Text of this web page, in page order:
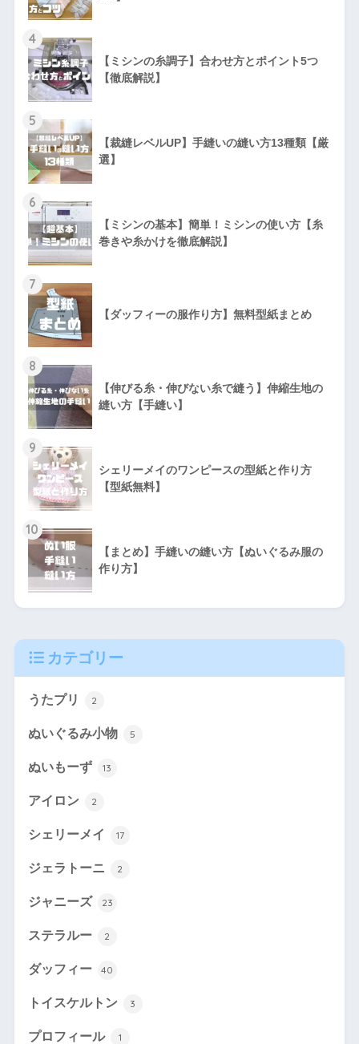
4
【ミシンの糸調子】合わせ方とポイント5つ
【徹底解説】
5
【裁縫レベルUP】手縫いの縫い方13種類【厳
選】
6
【ミシンの基本】簡単！ミシンの使い方【糸
巻きや糸かけを徹底解説】
7
【ダッフィーの服作り方】無料型紙まとめ
8
【伸びる糸・伸びない糸で縫う】伸縮生地の
縫い方【手縫い】
9
シェリーメイのワンピースの型紙と作り方
【型紙無料】
10
【まとめ】手縫いの縫い方【ぬいぐるみ服の
作り方】
カテゴリー
うたプリ 2
ぬいぐるみ小物 5
ぬいもーず 13
アイロン 2
シェリーメイ 17
ジェラトーニ 2
ジャニーズ 23
ステラルー 2
ダッフィー 40
トイスケルトン 3
プロフィール 1